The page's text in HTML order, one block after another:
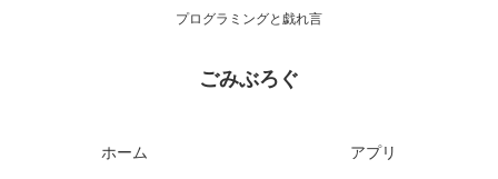
プログラミングと戯れ言
ごみぶろぐ
ホーム アプリ